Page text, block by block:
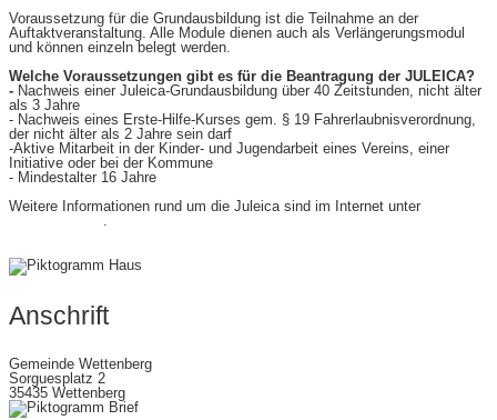
Voraussetzung für die Grundausbildung ist die Teilnahme an der
Auftaktveranstaltung. Alle Module dienen auch als Verlängerungsmodul
und können einzeln belegt werden.
Welche Voraussetzungen gibt es für die Beantragung der JULEICA?
- Nachweis einer Juleica-Grundausbildung über 40 Zeitstunden, nicht älter
als 3 Jahre
- Nachweis eines Erste-Hilfe-Kurses gem. § 19 Fahrerlaubnisverordnung,
der nicht älter als 2 Jahre sein darf
-Aktive Mitarbeit in der Kinder- und Jugendarbeit eines Vereins, einer
Initiative oder bei der Kommune
- Mindestalter 16 Jahre
Weitere Informationen rund um die Juleica sind im Internet unter
.
Anschrift
Gemeinde Wettenberg
Sorguesplatz 2
35435 Wettenberg